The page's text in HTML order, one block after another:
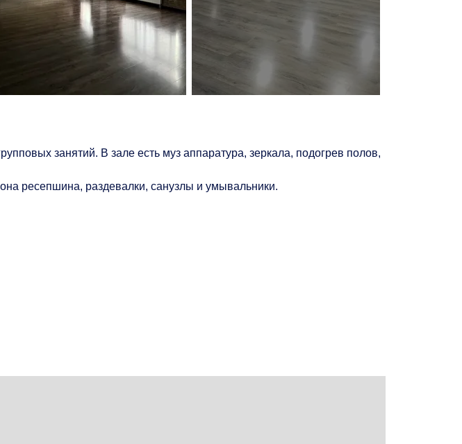
занятий. В зале есть муз аппаратура, зеркала, подогрев полов,
ресепшина, раздевалки, санузлы и умывальники.